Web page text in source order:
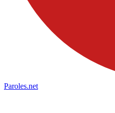
Paroles.net